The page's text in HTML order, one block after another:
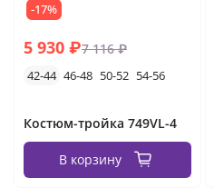
-17%
5 930 ₽7 116 ₽
42-44 46-48 50-52 54-56
Костюм-тройка 749VL-4
В корзину